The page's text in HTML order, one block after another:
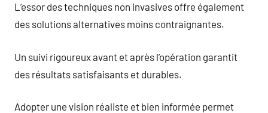
L’essor des techniques non invasives offre également
des solutions alternatives moins contraignantes.
Un suivi rigoureux avant et après l’opération garantit
des résultats satisfaisants et durables.
Adopter une vision réaliste et bien informée permet